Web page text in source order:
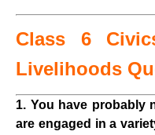
Class 6
Livelihoods
1. You have probably
are engaged in a